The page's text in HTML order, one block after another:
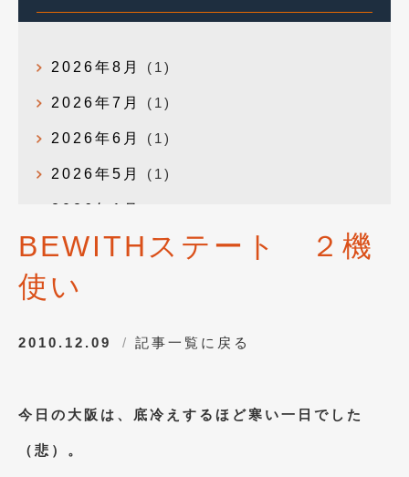
2026年8月 (1)
2026年7月 (1)
2026年6月 (1)
2026年5月 (1)
2026年1月
2025年12月 (3)
2025年10月
2024年12月 (1)
2024年7月(1)
2024年6月
BEWITHステート ２機
使い
2010.12.09 記事一覧に戻る
今日の大阪は、底冷えするほど寒い一日でした
（悲）。